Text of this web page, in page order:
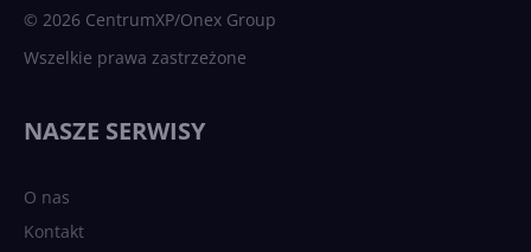
© 2026 CentrumXP/Onex Group
Wszelkie prawa zastrzeżone
NASZE SERWISY
O nas
Kontakt